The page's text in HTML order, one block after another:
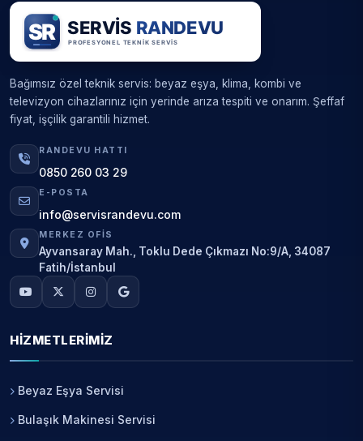
Bağımsız özel teknik servis: beyaz eşya, klima, kombi ve
televizyon cihazlarınız için yerinde arıza tespiti ve onarım. Şeffaf
fiyat, işçilik garantili hizmet.
RANDEVU HATTI
0850 260 03 29
E-POSTA
info@servisrandevu.com
MERKEZ OFIS
Ayvansaray Mah., Toklu Dede Çıkmazı No:9/A, 34087
Fatih/İstanbul
HIZMETLERIMIZ
Beyaz Eşya Servisi
Bulaşık Makinesi Servisi